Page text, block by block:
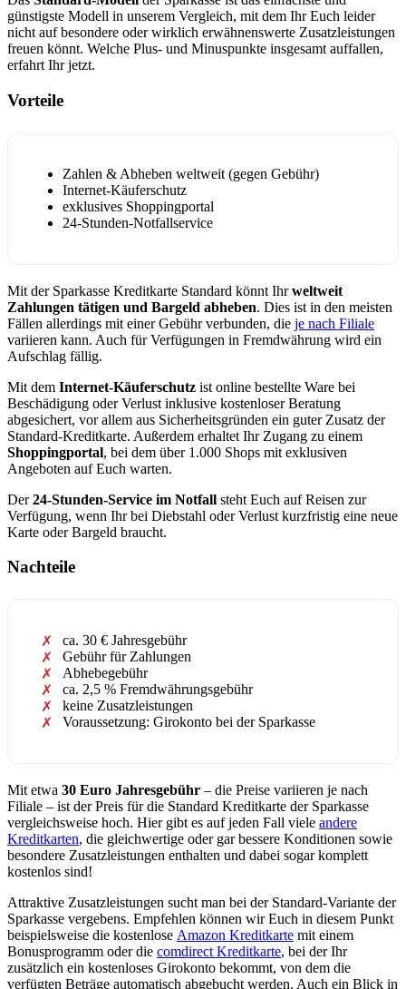
günstigste Modell in unserem Vergleich, mit dem Ihr Euch leider
nicht auf besondere oder wirklich erwähnenswerte Zusatzleistungen
freuen könnt. Welche Plus- und Minuspunkte insgesamt auffallen,
erfahrt Ihr jetzt.
Vorteile
Zahlen & Abheben weltweit (gegen Gebühr)
Internet-Käuferschutz
exklusives Shoppingportal
24-Stunden-Notfallservice
Mit der Sparkasse Kreditkarte Standard könnt Ihrweltweit
Zahlungen tätigen und Bargeld abheben. Dies ist in den meisten
Fällen allerdings mit einer Gebühr verbunden, die je nach Filiale
variieren kann. Auch für Verfügungen in Fremdwährung wird ein
Aufschlag fällig.
Mit dem Internet-Käuferschutz ist online bestellte Ware bei
Beschädigung oder Verlust inklusive kostenloser Beratung
abgesichert, vor allem aus Sicherheitsgründen ein guter Zusatz der
Standard-Kreditkarte. Außerdem erhaltet Ihr Zugang zu einem
Shoppingportal, bei dem über 1.000 Shops mit exklusiven
Angeboten auf Euch warten.
Der24-Stunden-Service im Notfall steht Euch auf Reisen zur
Verfügung, wenn Ihr bei Diebstahl oder Verlust kurzfristig eine neue
Karte oder Bargeld braucht.
Nachteile
ca. 30 € Jahresgebühr
Gebühr für Zahlungen
Abhebegebühr
ca. 2,5 % Fremdwährungsgebühr
keine Zusatzleistungen
Voraussetzung: Girokonto bei der Sparkasse
Mit etwa 30 Euro Jahresgebühr – die Preise variieren je nach
Filiale – ist der Preis für die Standard Kreditkarte der Sparkasse
vergleichsweise hoch. Hier gibt es auf jeden Fall viele andere
Kreditkarten, die gleichwertige oder gar bessere Konditionen sowie
besondere Zusatzleistungen enthalten und dabei sogar komplett
kostenlos sind!
Attraktive Zusatzleistungen sucht man bei der Standard-Variante der
Sparkasse vergebens. Empfehlen können wir Euch in diesem Punkt
beispielsweise die kostenlose Amazon Kreditkarte mit einem
Bonusprogramm oder die comdirect Kreditkarte, bei der Ihr
zusätzlich ein kostenloses Girokonto bekommt, von dem die
verfügten Beträge automatisch abgebucht werden. Auch ein Blick in